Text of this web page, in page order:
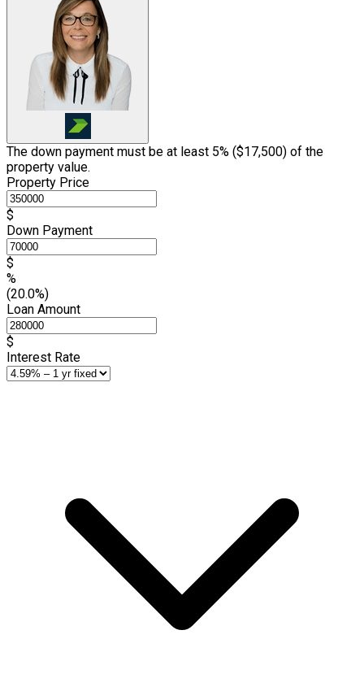
The down payment must be at least 5% ($17,500) of the
property value.
Property Price
$
Down Payment
$
%
(20.0%)
Loan Amount
$
Interest Rate